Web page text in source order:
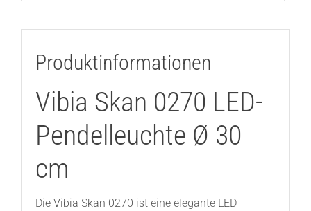
Produktinformationen
Vibia Skan 0270 LED-
Pendelleuchte Ø 30
cm
Die Vibia Skan 0270 ist eine elegante LED-